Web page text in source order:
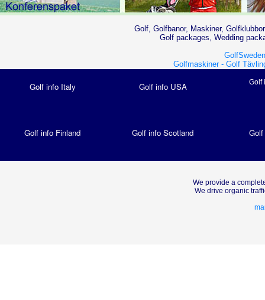
Golf, Golfbanor, Maskiner,
Golf packages, Wedding
Golfmaskiner - Golf
Golf info Italy Golf info USA Golf
Golf info Finland Golf info Scotland
We provide a
We drive organic